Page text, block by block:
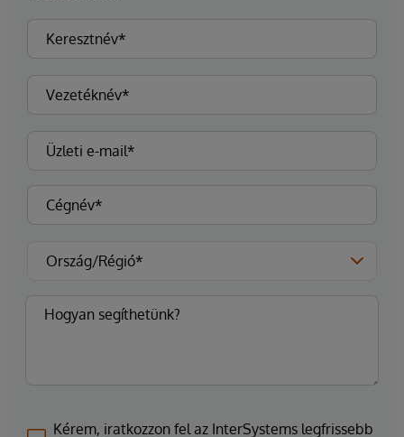
Kérem, iratkozzon fel az InterSystems legfrissebb